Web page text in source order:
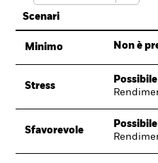
Scenari
Minimo Non è
Stress
Sfavorevole